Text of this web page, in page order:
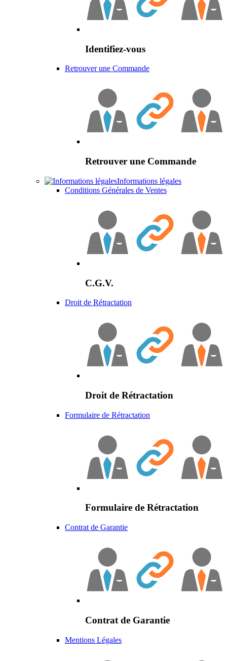
Identifiez-vous
Retrouver une Commande
Retrouver une Commande
Informations légales
Conditions Générales de Ventes
C.G.V.
Droit de Rétractation
Droit de Rétractation
Formulaire de Rétractation
Formulaire de Rétractation
Contrat de Garantie
Contrat de Garantie
Mentions Légales